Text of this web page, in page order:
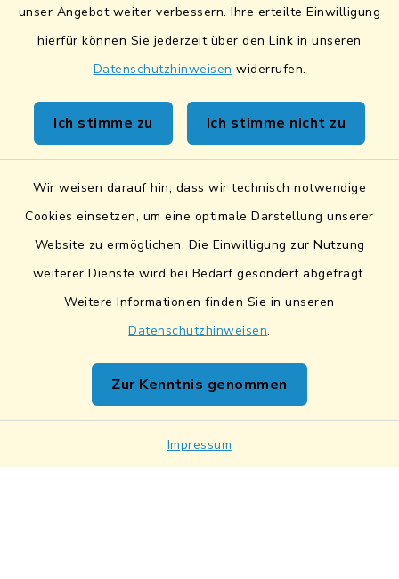
unser Angebot weiter verbessern. Ihre erteilte Einwilligung
hierfür können Sie jederzeit über den Link in unseren
Datenschutzhinweisen widerrufen.
Ich stimme zu Ich stimme nicht zu
Wir weisen darauf hin, dass wir technisch notwendige
Cookies einsetzen, um eine optimale Darstellung unserer
Website zu ermöglichen. Die Einwilligung zur Nutzung
weiterer Dienste wird bei Bedarf gesondert abgefragt.
Weitere Informationen finden Sie in unseren
Datenschutzhinweisen.
Zur Kenntnis genommen
Impressum
Kontakt
Sicherer Datentransfer
Datenschutz
Netiquette
Sitemap